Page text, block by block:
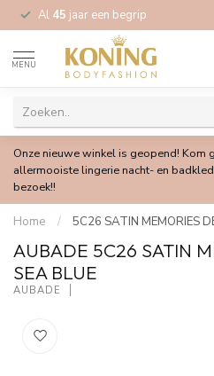
Al 45 jaar een begrip
MENU
Onze nieuwe winkel is geopend! Kom
allermooiste lingerie nacht- en
bezoek!!
Home / 5C26 SATIN MEMORIES
AUBADE 5C26 SATIN
SEA BLUE
AUBADE